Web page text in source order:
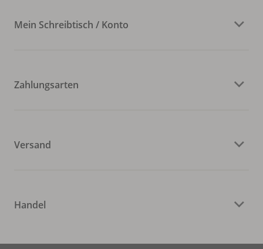
Mein Schreibtisch / Konto
Zahlungsarten
Versand
Handel